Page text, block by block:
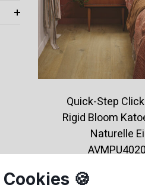
Cookies 🍪
Quick-Step
Rigid Bloom
Naturelle